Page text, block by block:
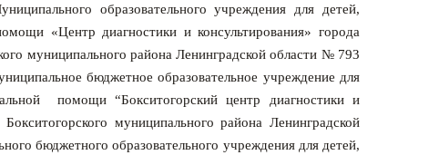
образовательного учреждения для детей,
«Центр диагностики и консультирования» города
муниципального района Ленинградской области № 793
бюджетное образовательное учреждение для
помощи “Бокситогорский центр диагностики и
муниципального района Ленинградской
бюджетного образовательного учреждения для детей,